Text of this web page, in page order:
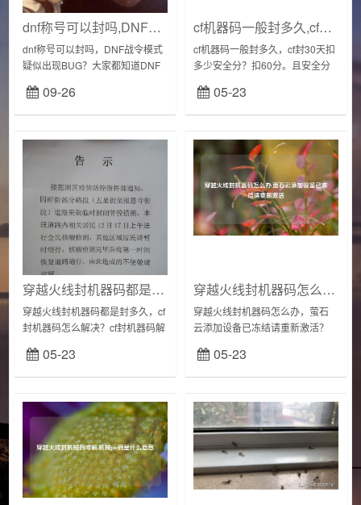
dnf称号可以封吗,DNF战令模式疑似出现BUG?
dnf称号可以封吗，DNF战令模式
疑似出现BUG？大家都知道DNF
言，挂可以开，但是BUG千万不
能碰，这说明了碰BUG的严重性
09-26
cf机器码一般封多久,cf封30天扣多少安全分
cf机器码一般封多久，cf封30天扣
多少安全分？扣60分。且安全分
到违规行为，不仅会受到游戏处
罚，还会扣安全分，视情节轻重
05-23
穿越火线封机器码都是封多久,cf封机器码怎么解决
穿越火线封机器码都是封多久，cf
封机器码怎么解决？cf封机器码解
算网卡码，直接更换网卡或使用
软件修改网卡MAC即可解决；机
05-23
穿越火线封机器码怎么办,萤石云添加设备已冻结请重新激活
穿越火线封机器码怎么办，萤石
云添加设备已冻结请重新激活？
激活。第一步：先判断设备的版
本，海康录像机接入萤石云平台
05-23